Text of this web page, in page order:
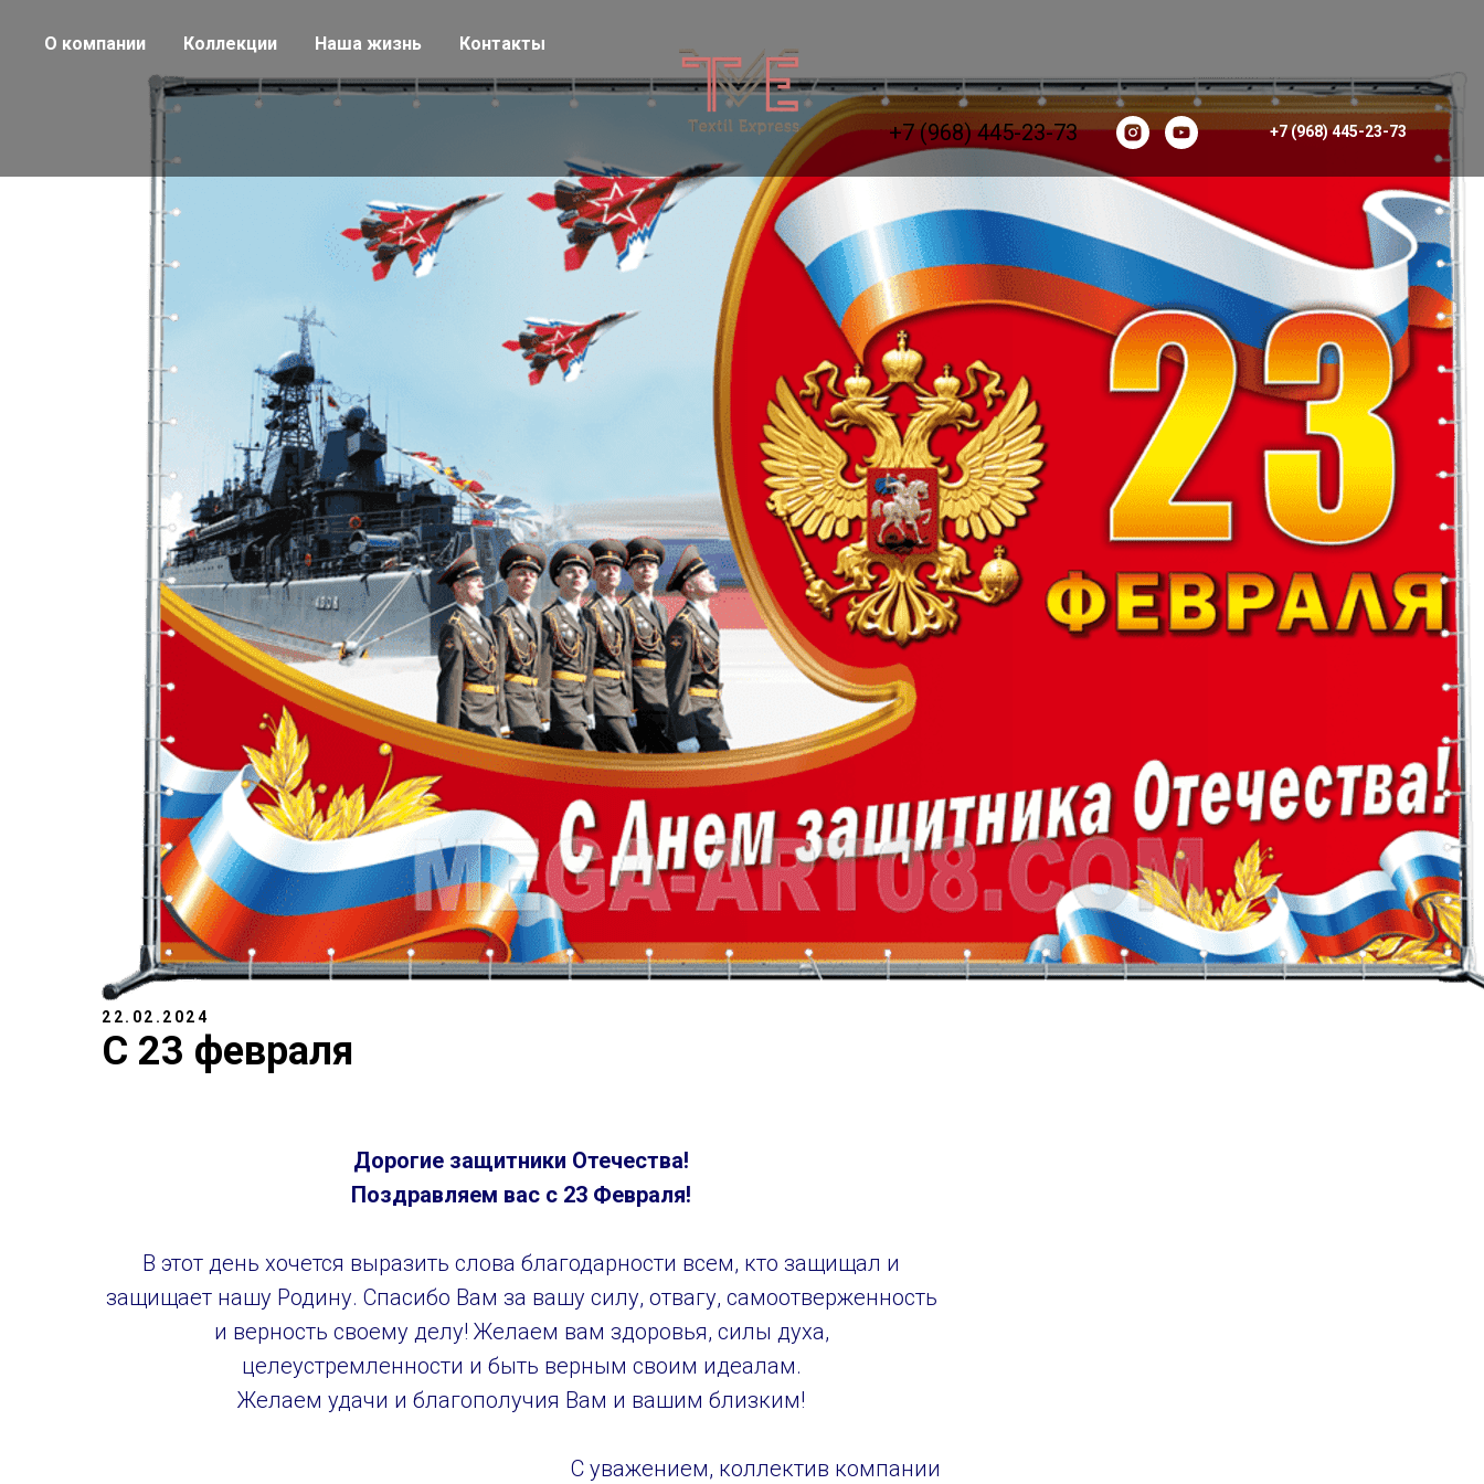
О компании Коллекции Наша жизнь Контакты
+7 (968) 445-23-73 +7 (968) 445-23-73
22.02.2024
C 23 февраля
Дорогие защитники Отечества!
Поздравляем вас с 23 Февраля!
В этот день хочется выразить слова благодарности всем, кто защищал и
защищает нашу Родину. Спасибо Вам за вашу силу, отвагу, самоотверженность
и верность своему делу! Желаем вам здоровья, силы духа,
целеустремленности и быть верным своим идеалам.
Желаем удачи и благополучия Вам и вашим близким!
С уважением, коллектив компании